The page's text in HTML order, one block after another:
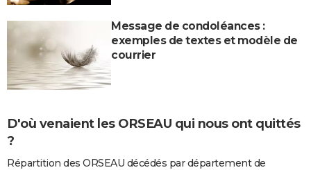
Message de condoléances :
exemples de textes et modèle de
courrier
D'où venaient les ORSEAU qui nous ont quittés
?
Répartition des ORSEAU décédés par département de